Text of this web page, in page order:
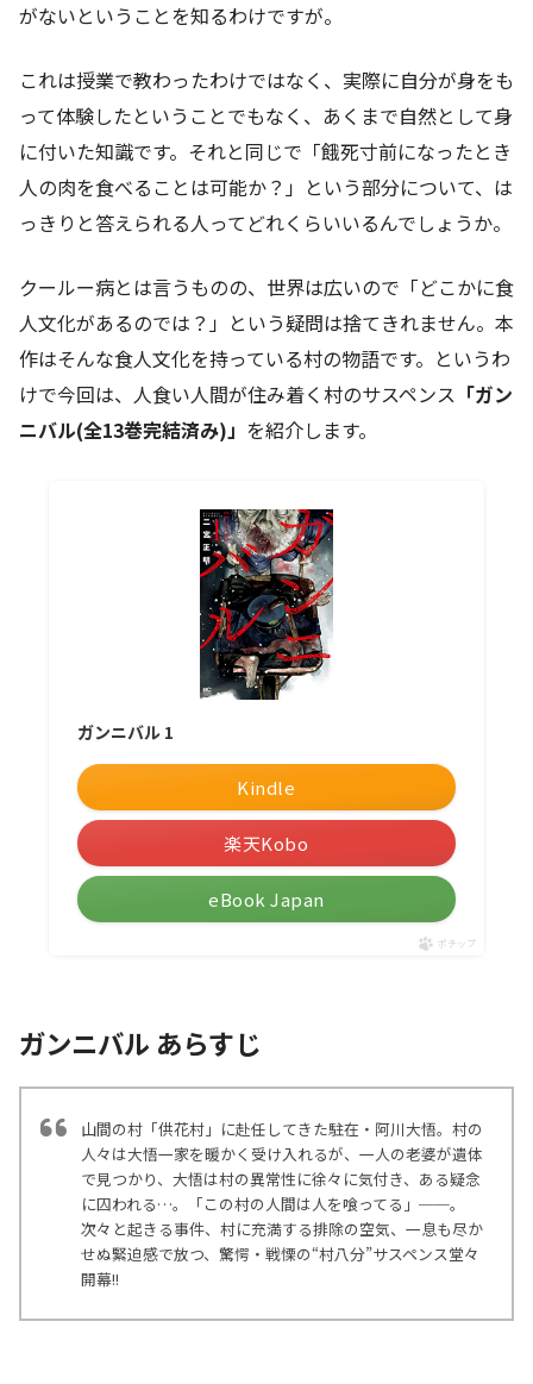
がないということを知るわけですが。
これは授業で教わったわけではなく、実際に自分が身をも
って体験したということでもなく、あくまで自然として身
に付いた知識です。それと同じで「餓死寸前になったとき
人の肉を食べることは可能か？」という部分について、は
っきりと答えられる人ってどれくらいいるんでしょうか。
クールー病とは言うものの、世界は広いので「どこかに食
人文化があるのでは？」という疑問は捨てきれません。本
作はそんな食人文化を持っている村の物語です。というわ
けで今回は、人食い人間が住み着く村のサスペンス 「ガン
ニバル(全13巻完結済み)」 を紹介します。
ガンニバル 1
Kindle
楽天Kobo
eBook Japan
ポチップ
ガンニバル あらすじ
山間の村「供花村」に赴任してきた駐在・阿川大悟。村の
人々は大悟一家を暖かく受け入れるが、一人の老婆が遺体
で見つかり、大悟は村の異常性に徐々に気付き、ある疑念
に囚われる…。「この村の人間は人を喰ってる」──。
次々と起きる事件、村に充満する排除の空気、一息も尽か
せぬ緊迫感で放つ、驚愕・戦慄の“村八分”サスペンス堂々
開幕!!